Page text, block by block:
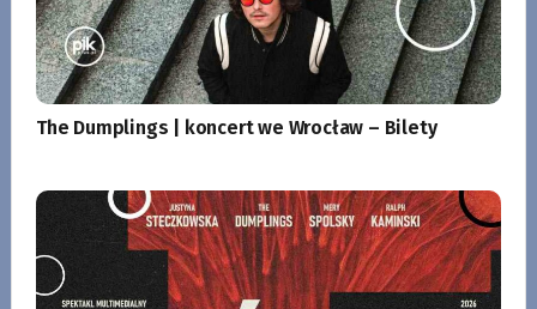
The Dumplings | koncert we Wrocław – Bilety